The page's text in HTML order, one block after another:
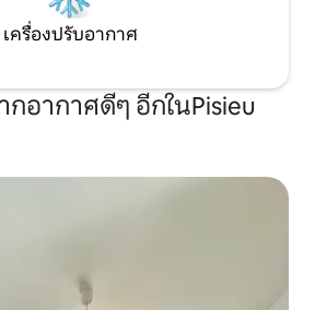
เครื่องปรับอากาศ
อากาศดีๆ อีกในPisieu